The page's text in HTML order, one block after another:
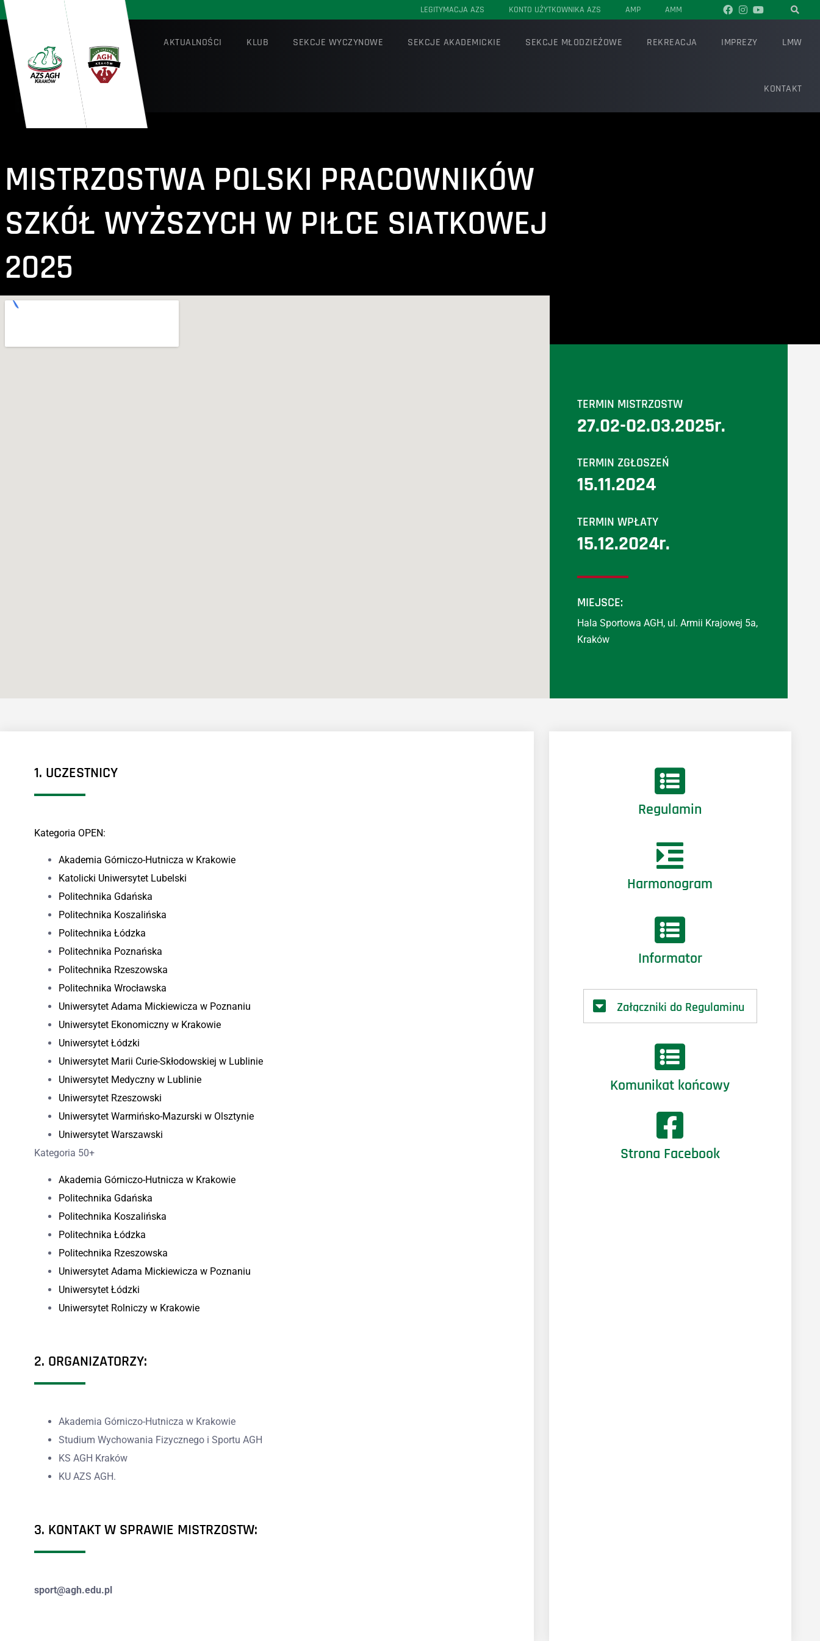
LEGITYMACJA AZS KONTO UŻYTKOWNIKA AZS AMP AMM
AKTUALNOŚCI KLUB SEKCJE WYCZYNOWE SEKCJE AKADEMICKIE SEKCJE MŁODZIEŻOWE REKREACJA IMPREZY LMW
KONTAKT
MISTRZOSTWA POLSKI PRACOWNIKÓW
SZKÓŁ WYŻSZYCH W PIŁCE SIATKOWEJ
2025
TERMIN MISTRZOSTW
27.02-02.03.2025r.
TERMIN ZGŁOSZEŃ
15.11.2024
TERMIN WPŁATY
15.12.2024r.
MIEJSCE:
Hala Sportowa AGH, ul. Armii Krajowej 5a,
Kraków
1. UCZESTNICY
Kategoria OPEN:
Akademia Górniczo-Hutnicza w Krakowie
Katolicki Uniwersytet Lubelski
Politechnika Gdańska
Politechnika Koszalińska
Politechnika Łódzka
Politechnika Poznańska
Politechnika Rzeszowska
Politechnika Wrocławska
Uniwersytet Adama Mickiewicza w Poznaniu
Uniwersytet Ekonomiczny w Krakowie
Uniwersytet Łódzki
Uniwersytet Marii Curie-Skłodowskiej w Lublinie
Uniwersytet Medyczny w Lublinie
Uniwersytet Rzeszowski
Uniwersytet Warmińsko-Mazurski w Olsztynie
Uniwersytet Warszawski
Kategoria 50+
Akademia Górniczo-Hutnicza w Krakowie
Politechnika Gdańska
Politechnika Koszalińska
Politechnika Łódzka
Politechnika Rzeszowska
Uniwersytet Adama Mickiewicza w Poznaniu
Uniwersytet Łódzki
Uniwersytet Rolniczy w Krakowie
2. ORGANIZATORZY:
Akademia Górniczo-Hutnicza w Krakowie
Studium Wychowania Fizycznego i Sportu AGH
KS AGH Kraków
KU AZS AGH.
3. KONTAKT W SPRAWIE MISTRZOSTW:
sport@agh.edu.pl
Regulamin
Harmonogram
Informator
Załączniki do Regulaminu
Komunikat końcowy
Strona Facebook